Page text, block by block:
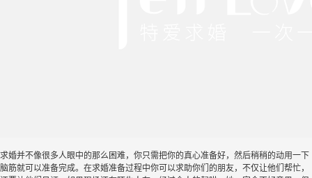
求婚并不像很多人眼中的那么困难，你只需把你的真心准备好，然后稍稍的动用一下
脑筋就可以准备完成。在求婚准备过程中你可以求助你们的朋友，不仅让他们帮忙，